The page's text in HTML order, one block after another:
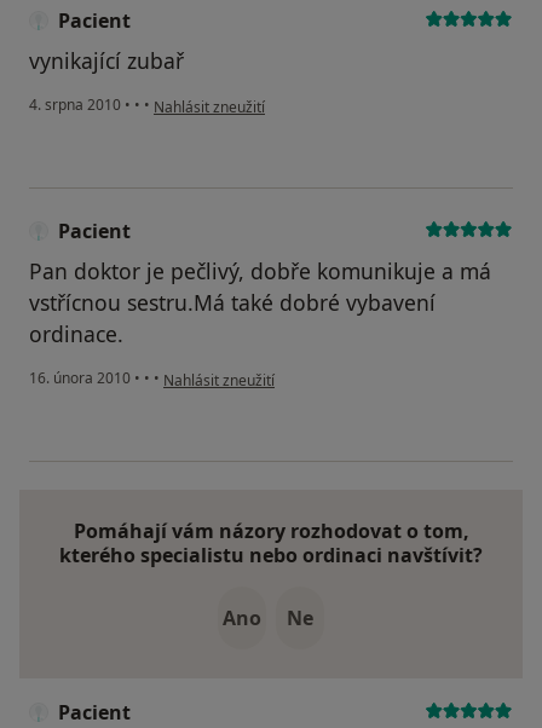
Pacient
vynikající zubař
4. srpna 2010 • • • podle názoru uživatele Pacient
Nahlásit zneužití
Pacient
Pan doktor je pečlivý, dobře komunikuje a má
vstřícnou sestru.Má také dobré vybavení
ordinace.
16. února 2010 • • • podle názoru uživatele Pacient
Nahlásit zneužití
Pomáhají vám názory rozhodovat o tom,
kterého specialistu nebo ordinaci navštívit?
Ano Ne
Pacient